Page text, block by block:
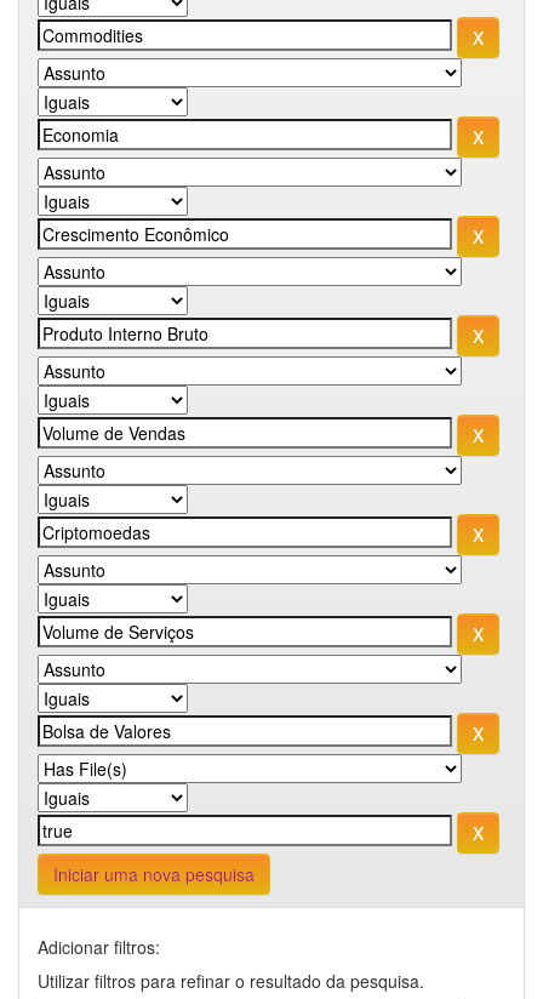
Iniciar uma nova pesquisa
Adicionar filtros:
Utilizar filtros para refinar o resultado da pesquisa.